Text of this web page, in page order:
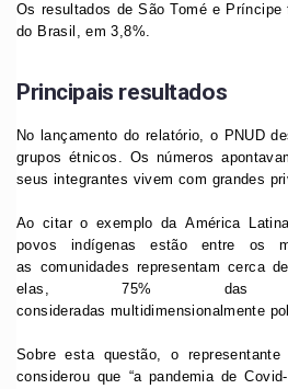
Os resultados de São Tomé e
do Brasil, em 3,8%.
Principais resultados
No lançamento do relatório, o PNUD
grupos étnicos. Os números
seus integrantes vivem com grandes
Ao citar o exemplo da América
povos indígenas estão entre os
as comunidades representam cerca
elas, 75% das
consideradas multidimensionalmente
Sobre esta questão, o
considerou que “a pandemia de